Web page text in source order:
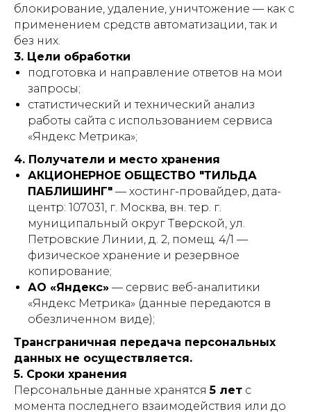
блокирование, удаление, уничтожение — как с
применением средств автоматизации, так и
без них.
3. Цели обработки
подготовка и направление ответов на мои
запросы;
статистический и технический анализ
работы сайта с использованием сервиса
«Яндекс Метрика»;
4. Получатели и место хранения
АКЦИОНЕРНОЕ ОБЩЕСТВО "ТИЛЬДА
ПАБЛИШИНГ" — хостинг-провайдер, дата-
центр: 107031, г. Москва, вн. тер. г.
муниципальный округ Тверской, ул.
Петровские Линии, д. 2, помещ. 4/1 —
физическое хранение и резервное
копирование;
АО «Яндекс» — сервис веб-аналитики
«Яндекс Метрика» (данные передаются в
обезличенном виде);
Трансграничная передача персональных
данных не осуществляется.
5. Сроки хранения
Персональные данные хранятся5 лет с
момента последнего взаимодействия или до